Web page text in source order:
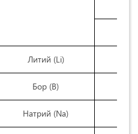
Литий (Li)
Бор (B)
Натрий (Na)